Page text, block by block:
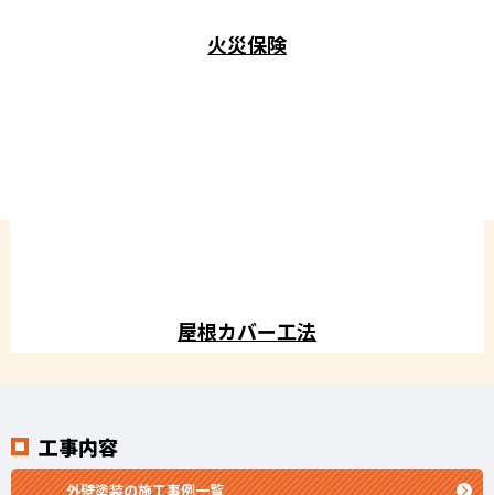
火災保険
屋根カバー工法
工事内容
外壁塗装の施工事例一覧